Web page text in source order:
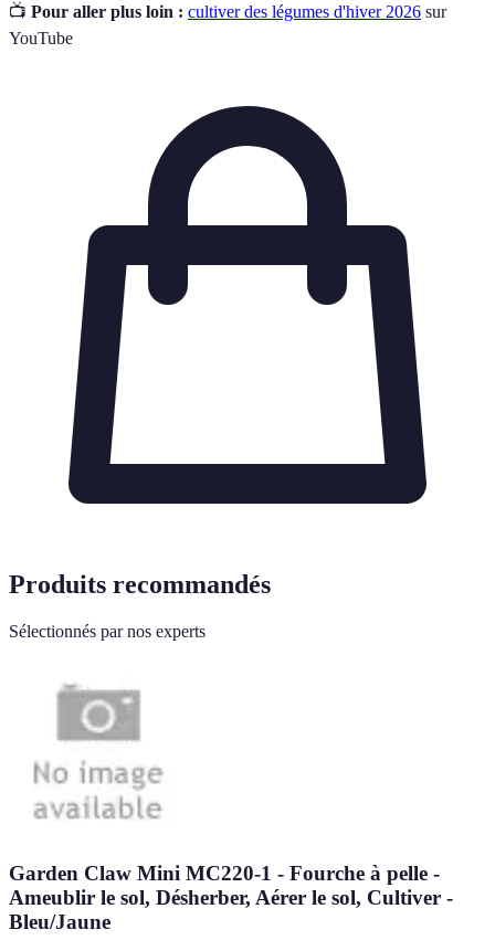
📺 Pour aller plus loin : cultiver des légumes d'hiver 2026 sur
YouTube
Produits recommandés
Sélectionnés par nos experts
Garden Claw Mini MC220-1 - Fourche à pelle -
Ameublir le sol, Désherber, Aérer le sol, Cultiver -
Bleu/Jaune